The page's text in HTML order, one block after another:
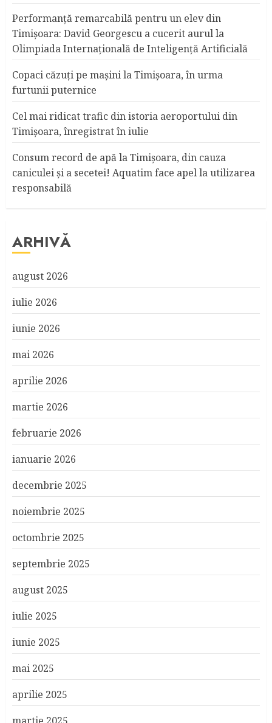
Performanță remarcabilă pentru un elev din
Timișoara: David Georgescu a cucerit aurul la
Olimpiada Internațională de Inteligență Artificială
Copaci căzuţi pe maşini la Timişoara, în urma
furtunii puternice
Cel mai ridicat trafic din istoria aeroportului din
Timişoara, înregistrat în iulie
Consum record de apă la Timişoara, din cauza
caniculei şi a secetei! Aquatim face apel la utilizarea
responsabilă
ARHIVĂ
august 2026
iulie 2026
iunie 2026
mai 2026
aprilie 2026
martie 2026
februarie 2026
ianuarie 2026
decembrie 2025
noiembrie 2025
octombrie 2025
septembrie 2025
august 2025
iulie 2025
iunie 2025
mai 2025
aprilie 2025